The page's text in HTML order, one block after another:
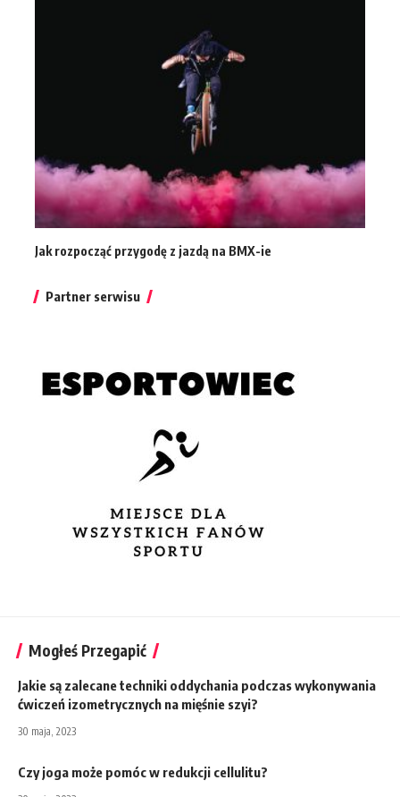
Jak rozpocząć przygodę z jazdą na BMX-ie
Partner serwisu
Mogłeś Przegapić
Jakie są zalecane techniki oddychania podczas wykonywania
ćwiczeń izometrycznych na mięśnie szyi?
30 maja, 2023
Czy joga może pomóc w redukcji cellulitu?